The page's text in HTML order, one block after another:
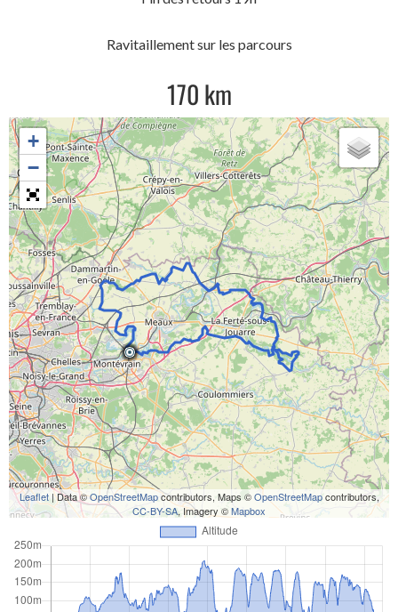
Ravitaillement sur les parcours
170 km
+
−
Leaflet| Data ©OpenStreetMapcontributors, Maps ©OpenStreetMapcontributors,
CC-BY-SA, Imagery ©Mapbox